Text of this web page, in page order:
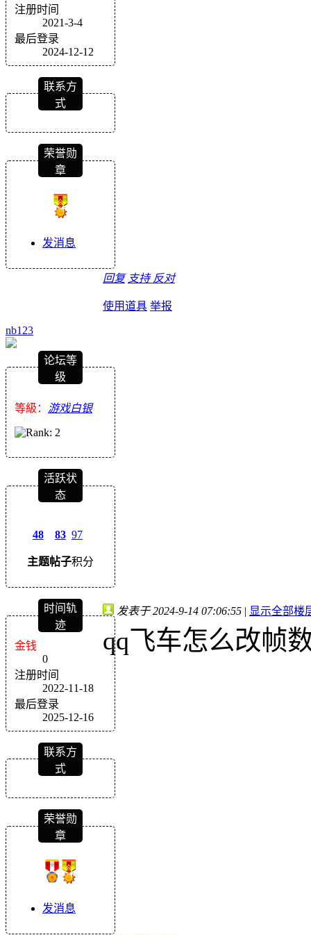
注册时间
2021-3-4
最后登录
2024-12-12
联系方
式
荣誉勋
章
发消息
回复 支持 反对
使用道具 举报
nb123
论坛等
级
等級： 游戏白银
活跃状
态
48
主题
83
帖子
97
积分
时间轨
迹
金钱
0
注册时间
2022-11-18
最后登录
2025-12-16
联系方
式
荣誉勋
章
发消息
发表于 2024-9-14 07:06:55 | 显示全部楼
qq飞车怎么改帧